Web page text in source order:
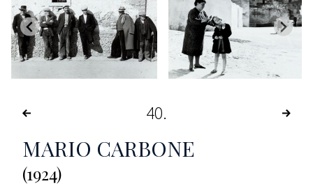
40
MARIO CARBONE
(1924)